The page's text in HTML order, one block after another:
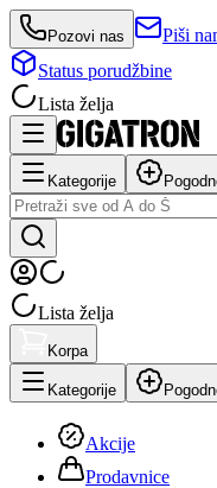
Pozovi nas
Piši
Status porudžbine
Lista želja
Kategorije
Lista želja
Korpa
Kategorije
Akcije
Prodavnice